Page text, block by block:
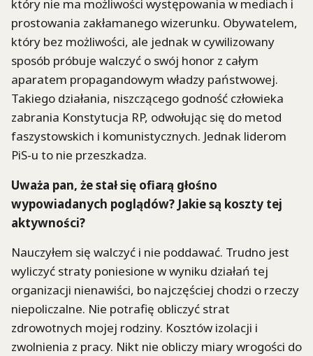
który nie ma możliwości występowania w mediach i
prostowania zakłamanego wizerunku. Obywatelem,
który bez możliwości, ale jednak w cywilizowany
sposób próbuje walczyć o swój honor z całym
aparatem propagandowym władzy państwowej.
Takiego działania, niszczącego godność człowieka
zabrania Konstytucja RP, odwołując się do metod
faszystowskich i komunistycznych. Jednak liderom
PiS-u to nie przeszkadza.
Uważa pan, że stał się ofiarą głośno
wypowiadanych poglądów? Jakie są koszty tej
aktywności?
Nauczyłem się walczyć i nie poddawać. Trudno jest
wyliczyć straty poniesione w wyniku działań tej
organizacji nienawiści, bo najczęściej chodzi o rzeczy
niepoliczalne. Nie potrafię obliczyć strat
zdrowotnych mojej rodziny. Kosztów izolacji i
zwolnienia z pracy. Nikt nie obliczy miary wrogości do